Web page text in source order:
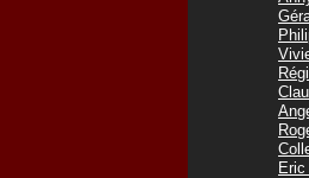
Eric